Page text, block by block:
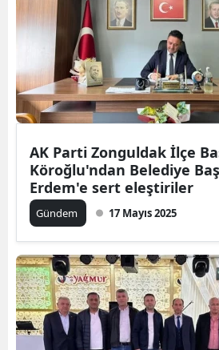
AK Parti Zonguldak İlçe
Köroğlu'ndan Belediye
Erdem'e sert eleştiriler
Gündem 17 Mayıs 2025